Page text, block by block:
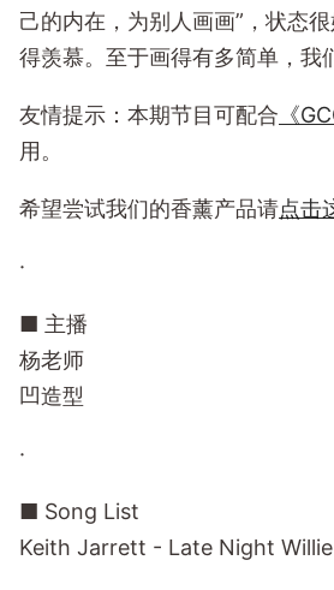
己的内在，为别人画画”，状态
得羡慕。至于画得有多简单，我
友情提示：本期节目可配合 《
用。
希望尝试我们的香薰产品请点击
·
■ 主播
杨老师
凹造型
·
■ Song List
Keith Jarrett - Late Night Willie